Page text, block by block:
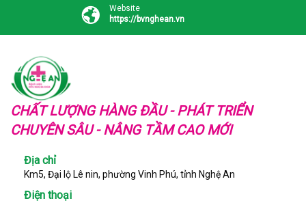
Website
https://bvnghean.vn
CHẤT LƯỢNG HÀNG ĐẦU - PHÁT TRIỂN
CHUYÊN SÂU - NÂNG TẦM CAO MỚI
Địa chỉ
Km5, Đại lộ Lê nin, phường Vinh Phú, tỉnh Nghệ An
Điện thoại